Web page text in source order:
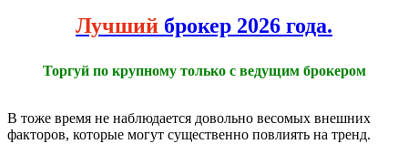
Лучший брокер 2026 года.
Торгуй по крупному только с ведущим брокером
В тоже время не наблюдается довольно весомых внешних
факторов, которые могут существенно повлиять на тренд.